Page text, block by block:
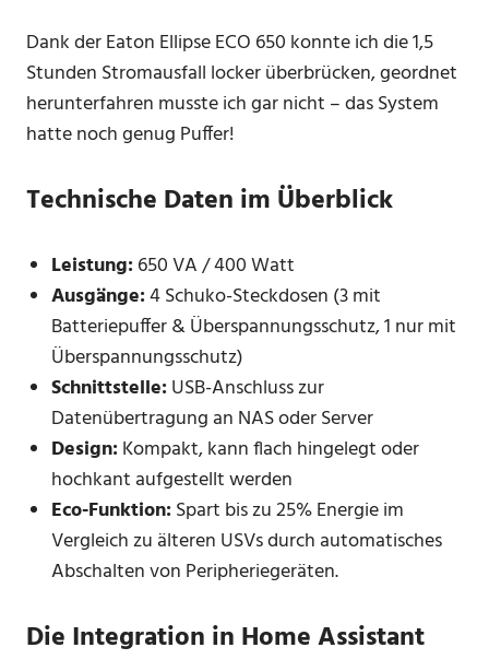
Dank der Eaton Ellipse ECO 650 konnte ich die 1,5
Stunden Stromausfall locker überbrücken, geordnet
herunterfahren musste ich gar nicht – das System
hatte noch genug Puffer!
Technische Daten im Überblick
Leistung:650 VA / 400 Watt
Ausgänge:4 Schuko-Steckdosen (3 mit
Batteriepuffer & Überspannungsschutz, 1 nur mit
Überspannungsschutz)
Schnittstelle:USB-Anschluss zur
Datenübertragung an NAS oder Server
Design:Kompakt, kann flach hingelegt oder
hochkant aufgestellt werden
Eco-Funktion:Spart bis zu 25% Energie im
Vergleich zu älteren USVs durch automatisches
Abschalten von Peripheriegeräten.
Die Integration in Home Assistant